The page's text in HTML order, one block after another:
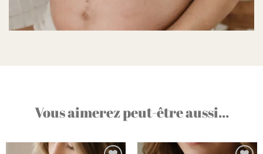
Vous aimerez peut-être aussi...